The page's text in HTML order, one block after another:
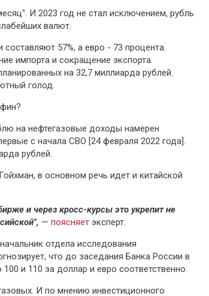
И 2023 год не стал исключением, рубль
валют.
57%, а евро - 73 процента.
импорта и сокращение экспорта.
на 32,7 миллиарда рублей.
голод.
на нефтегазовые доходы намерен
с начала СВО [24 февраля 2022 года].
рублей.
в основном речь идет и китайской
и через кросс-курсы это укрепит не
— поясняет эксперт.
отдела исследования
что до заседания Банка России в
и 110 за доллар и евро соответственно.
И по мнению инвестиционного